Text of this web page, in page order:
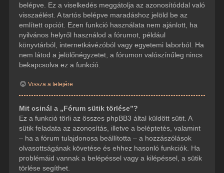
belépve. Ez a viselkedés meggátolja az azonosítóddal való
visszaélést. A tartós belépve maradáshoz jelöld be az
említett opciót. Ezen funkció használata nem ajánlott, ha
nyilvános helyről használod a fórumot, például
könyvtárból, internetkávézóból vagy egyetemi laborból. Ha
nem látod a jelölőnégyzetet, a fórumon valószínűleg nincs
bekapcsolva ez a funkció.
Vissza a tetejére
Mit csinál a „Fórum sütik törlése”?
Ez a funkció törli az összes phpBB3 által küldött sütit. A
sütik feladata az azonosítás, illetve a beléptetés, valamint
– ha a fórum tulajdonosa beállította – a hozzászólások
olvasottságának követése és ehhez hasonló funkciók. Ha
problémáid vannak a belépéssel vagy a kilépéssel, a sütik
törlése segíthet.